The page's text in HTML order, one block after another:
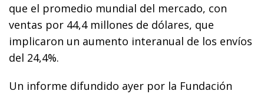
que el promedio mundial del mercado, con
ventas por 44,4 millones de dólares, que
implicaron un aumento interanual de los envíos
del 24,4%.
Un informe difundido ayer por la Fundación